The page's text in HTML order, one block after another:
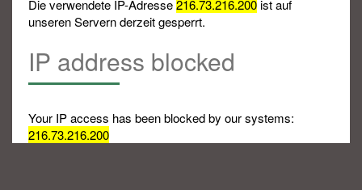
Die verwendete IP-Adresse216.73.216.200ist auf
unseren Servern derzeit gesperrt.
IP address blocked
Your IP access has been blocked by our systems:
216.73.216.200